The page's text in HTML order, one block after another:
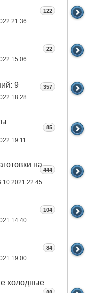
21:36
122
15:06
22
18:28
357
19:11
85
на
22:45
444
14:40
104
19:00
84
холодные